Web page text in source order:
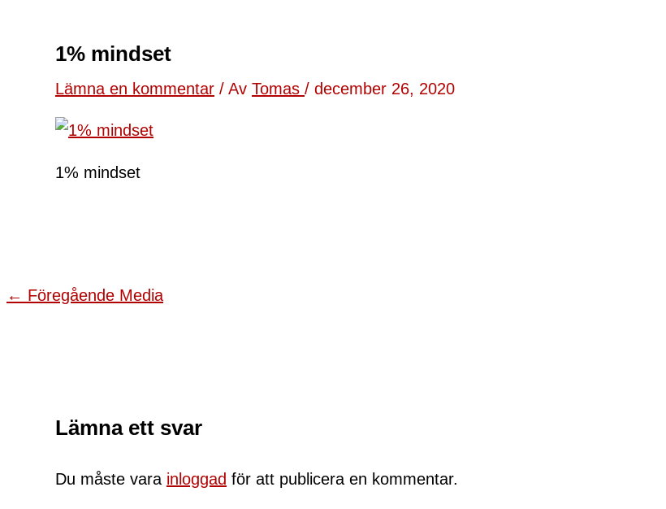
1% mindset
Lämna en kommentar / Av Tomas / december 26, 2020
1% mindset
← Föregående Media
Lämna ett svar
Du måste vara inloggad för att publicera en kommentar.